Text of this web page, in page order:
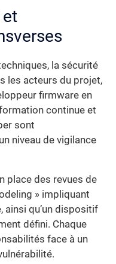
la sécurité
les acteurs du projet,
firmware en
continue et
sont
niveau de vigilance
place des revues de
» impliquant
ainsi qu’un dispositif
défini. Chaque
face à un